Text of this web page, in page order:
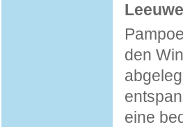
den
eine